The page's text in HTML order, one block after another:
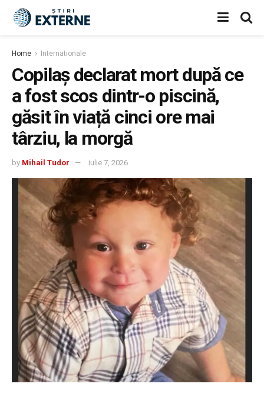
Home Internationale
Copilaș declarat mort după ce
a fost scos dintr-o piscină,
găsit în viață cinci ore mai
târziu, la morgă
by Mihail Tudor iulie 7, 2026